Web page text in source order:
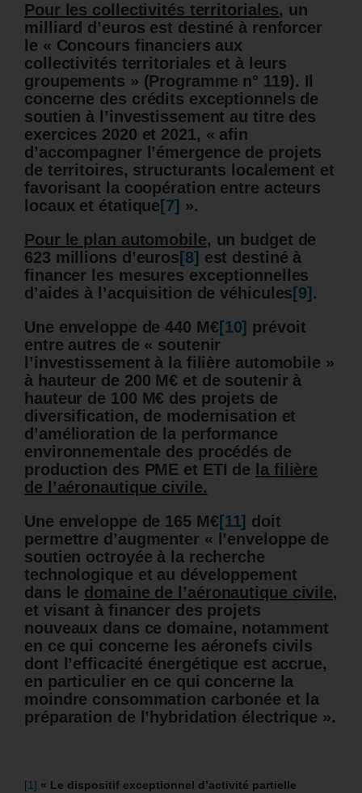
Pour les collectivités territoriales, un
milliard d’euros est destiné à renforcer
le « Concours financiers aux
collectivités territoriales et à leurs
groupements » (Programme n° 119). Il
concerne des crédits exceptionnels de
soutien à l’investissement au titre des
exercices 2020 et 2021, « afin
d’accompagner l’émergence de projets
de territoires, structurants localement et
favorisant la coopération entre acteurs
locaux et étatique [7] ».
Pour le plan automobile, un budget de
623 millions d’euros [8] est destiné à
financer les mesures exceptionnelles
d’aides à l’acquisition de véhicules [9] .
Une enveloppe de 440 M€ [10] prévoit
entre autres de « soutenir
l’investissement à la filière automobile »
à hauteur de 200 M€ et de soutenir à
hauteur de 100 M€ des projets de
diversification, de modernisation et
d’amélioration de la performance
environnementale des procédés de
production des PME et ETI de
la filière
de l’aéronautique civile.
Une enveloppe de 165 M€ [11] doit
permettre d’augmenter « l’enveloppe de
soutien octroyée à la recherche
technologique et au développement
dans le domaine de l’aéronautique civile,
et visant à financer des projets
nouveaux dans ce domaine, notamment
en ce qui concerne les aéronefs civils
dont l’efficacité énergétique est accrue,
en particulier en ce qui concerne la
moindre consommation carbonée et la
préparation de l’hybridation électrique ».
[1] « Le dispositif exceptionnel d’activité partielle